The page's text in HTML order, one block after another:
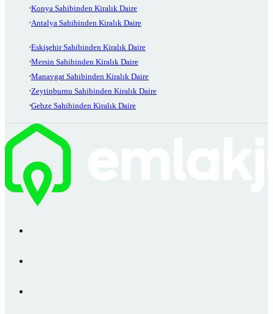
Konya Sahibinden Kiralık Daire
Antalya Sahibinden Kiralık Daire
Eskişehir Sahibinden Kiralık Daire
Mersin Sahibinden Kiralık Daire
Manavgat Sahibinden Kiralık Daire
Zeytinburnu Sahibinden Kiralık Daire
Gebze Sahibinden Kiralık Daire